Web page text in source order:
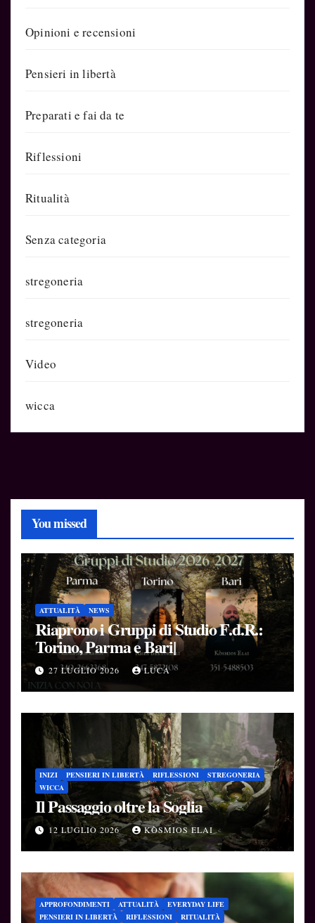
Opinioni e recensioni
Pensieri in libertà
Preparati e fai da te
Riflessioni
Ritualità
Senza categoria
stregoneria
stregoneria
Video
wicca
You missed
ATTUALITÀ NEWS
Riaprono i Gruppi di Studio F.d.R.:
Torino, Parma e Bari|
27 LUGLIO 2026 LUCA
INIZI PENSIERI IN LIBERTÀ RIFLESSIONI
STREGONERIA
WICCA
Il Passaggio oltre la Soglia
12 LUGLIO 2026 KÒSMIOS ELAI
APPROFONDIMENTI ATTUALITÀ
EVERYDAY LIFE
PENSIERI IN LIBERTÀ
RIFLESSIONI
RITUALITÀ